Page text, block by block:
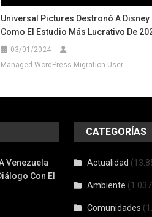
Universal Pictures Destronó A Disney
Como El Estudio Más Lucrativo De
03/01/2024
Managed WordPress Migration User
Venezuela
Con El
CATEGORÍAS
Actualidad
Ambiente
Comunidades